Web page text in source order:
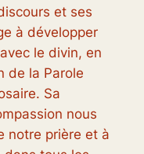
et ses
à développer
le divin, en
de la Parole
Sa
nous
notre prière et à